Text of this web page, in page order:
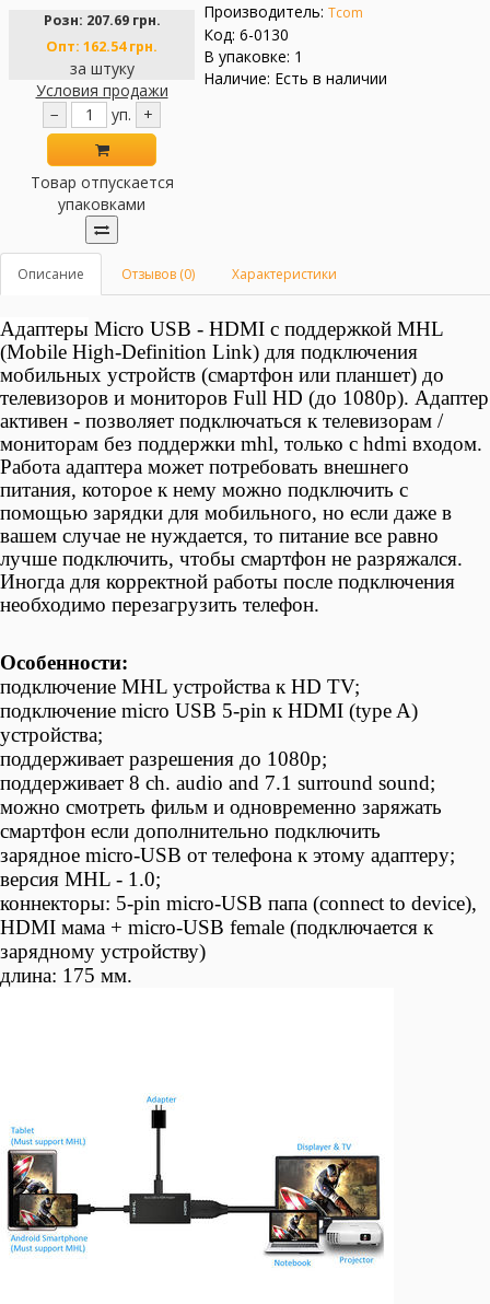
Розн: 207.69 грн.
Опт: 162.54 грн.
за штуку
Условия продажи
−
уп. +
Товар отпускается
упаковками
Производитель: Tcom
Код: 6-0130
В упаковке: 1
Наличие: Есть в наличии
Описание Отзывов (0) Характеристики
Адаптеры Micro USB - HDMI с поддержкой MHL
(Mobile High-Definition Link) для подключения
мобильных устройств (смартфон или планшет) до
телевизоров и мониторов Full HD (до 1080p). Адаптер
активен - позволяет подключаться к телевизорам /
мониторам без поддержки mhl, только с hdmi входом.
Работа адаптера может потребовать внешнего
питания, которое к нему можно подключить с
помощью зарядки для мобильного, но если даже в
вашем случае не нуждается, то питание все равно
лучше подключить, чтобы смартфон не разряжался.
Иногда для корректной работы после подключения
необходимо перезагрузить телефон.
Особенности:
подключение MHL устройства к HD TV;
подключение micro USB 5-pin к HDMI (type A)
устройства;
поддерживает разрешения до 1080p;
поддерживает 8 ch. audio and 7.1 surround sound;
можно смотреть фильм и одновременно заряжать
смартфон если дополнительно подключить
зарядное micro-USB от телефона к этому адаптеру;
версия MHL - 1.0;
коннекторы: 5-pin micro-USB папа (connect to device),
HDMI мама + micro-USB female (подключается к
зарядному устройству)
длина: 175 мм.